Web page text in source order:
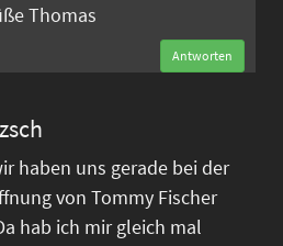
Thomas
Antworten
haben uns gerade bei der
von Tommy Fischer
hab ich mir gleich mal